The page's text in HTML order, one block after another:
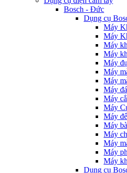
Bosch - Đức
Dụng cụ
Máy
Máy
Máy
Máy
Máy
Máy
Máy
Máy
Máy
Máy
Máy
Máy
Máy
Máy
Máy
Máy
Dụng cụ